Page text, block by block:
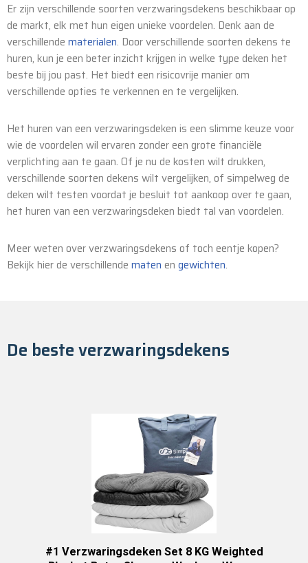
Er zijn verschillende soorten verzwaringsdekens beschikbaar op
de markt, elk met hun eigen unieke voordelen. Denk aan de
verschillende materialen. Door verschillende soorten dekens te
huren, kun je een beter inzicht krijgen in welke type deken het
beste bij jou past. Het biedt een risicovrije manier om
verschillende opties te verkennen en te vergelijken.
Het huren van een verzwaringsdeken is een slimme keuze voor
wie de voordelen wil ervaren zonder een grote financiële
verplichting aan te gaan. Of je nu de kosten wilt drukken,
verschillende soorten dekens wilt vergelijken, of simpelweg de
deken wilt testen voordat je besluit tot aankoop over te gaan,
het huren van een verzwaringsdeken biedt tal van voordelen.
Meer weten over verzwaringsdekens of toch eentje kopen?
Bekijk hier de verschillende maten en gewichten.
De beste verzwaringsdekens
#1 Verzwaringsdeken Set 8 KG Weighted